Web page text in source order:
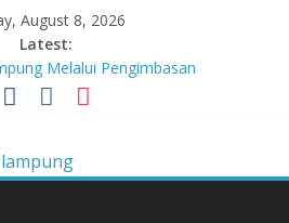
August 8, 2026
Latest:
Melalui Pengimbasan
Bermutu Dikirim untuk Perkuat
Festival Literasi Lampung